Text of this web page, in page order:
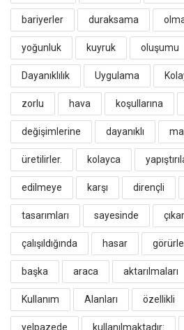
bariyerler duraksama
yoğunluk kuyruk oluşumu
​Dayanıklılık Uygulama
zorlu hava koşullarına
değişimlerine dayanıklı
üretilirler. kolayca
edilmeye karşı dirençli
tasarımları sayesinde
çalışıldığında hasar
başka araca aktarılmaları
Kullanım Alanları özellikli
yelpazede kullanılmaktadır: